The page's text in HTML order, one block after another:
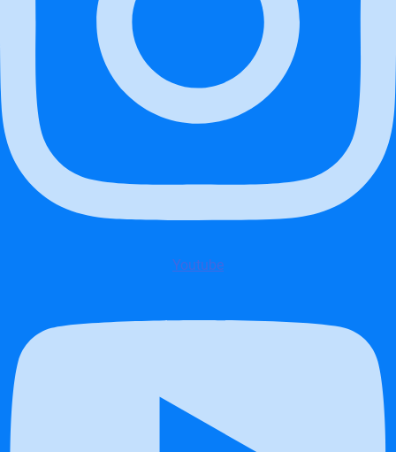
Youtube